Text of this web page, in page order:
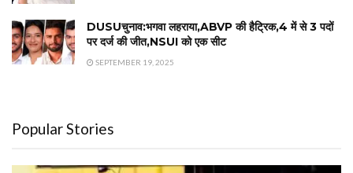
DUSUचुनाव:भगवा लहराया,ABVP की हैट्रिक,4 में से 3 पदों
पर दर्ज की जीत,NSUI को एक सीट
SEPTEMBER 19, 2025
Popular Stories